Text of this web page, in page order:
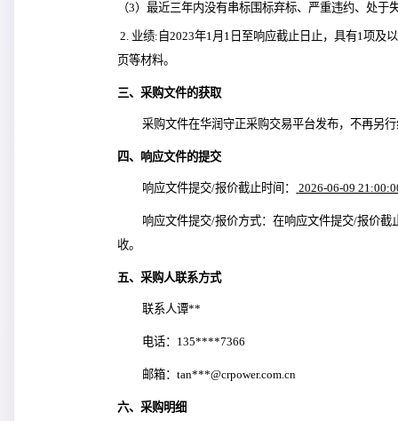
（3）最近三年内没有串标围标弃标、严重违约、处
2. 业绩:自2023年1月1日至响应截止日止，具有1项及以上供地手续和土地证照办理服务业绩，并提供合同、服务内容页、双方的签字盖章
页等材料。
三、采购文件的获取
采购文件在华润守正采购交易平台发布，不再另
四、响应文件的提交
响应文件提交/报价截止时间： 2026-06-09
响应文件提交/报价方式：在响应文件提交/报价截
收。
五、采购人联系方式
联系人谭**
电话：135****7366
邮箱：tan***@crpower.com.cn
六、采购明细